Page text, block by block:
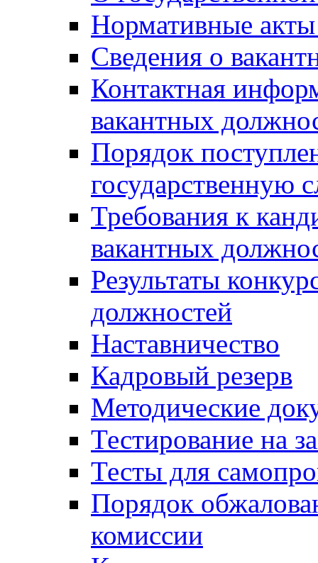
Нормативные акты
Сведения о
Контактная
вакантных
Порядок
государственную
Требования к
вакантных
Результаты
должностей
Наставничество
Кадровый резерв
Методические
Тестирование на
Тесты для
Порядок
комиссии